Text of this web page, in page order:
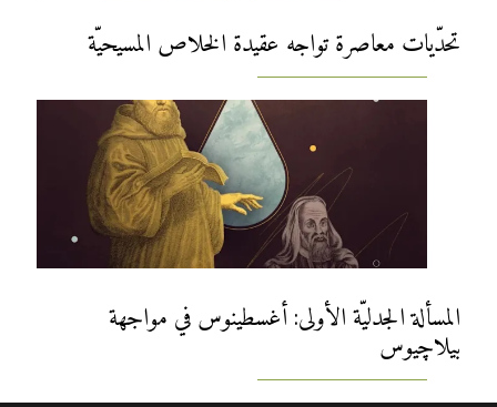
تحدّيات معاصرة تواجه عقيدة الخلاص المسيحيّة
المسألة الجدليّة الأولى: أغسطينوس في مواجهة
بيلاچيوس